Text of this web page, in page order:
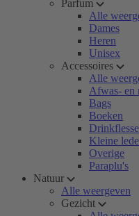
Parfum
Alle
Dames
Heren
Unisex
Accessoires
Alle
Afwas- en
Bags
Boeken
Kleine
Overige
Paraplu's
Natuur
Alle weergeven
Gezicht